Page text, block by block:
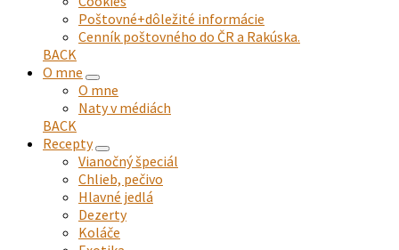
Poštovné+dôležité informácie
Cenník poštovného do ČR a Rakúska.
BACK
O mne
expand
child
menu
O mne
Naty v médiách
BACK
Recepty
expand
child
menu
Vianočný špeciál
Chlieb, pečivo
Hlavné jedlá
Dezerty
Koláče